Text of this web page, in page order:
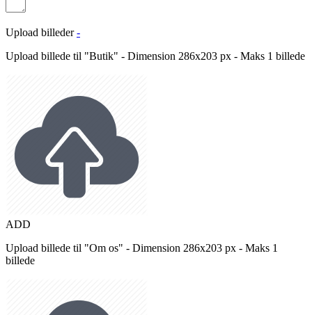
Upload billeder -
Upload billede til "Butik" - Dimension 286x203 px - Maks 1 billede
ADD
Upload billede til "Om os" - Dimension 286x203 px - Maks 1
billede